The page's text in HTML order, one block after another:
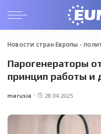
Новости стран Европы -
Парогенераторы
принцип работы и
Posted
marusia 28.04.2025